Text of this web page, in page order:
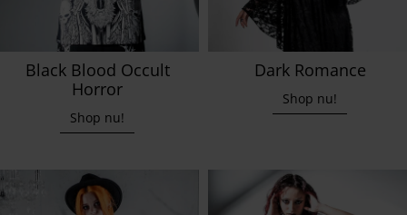
Black Blood Occult
Horror
Shop nu!
Dark Romance
Shop nu!